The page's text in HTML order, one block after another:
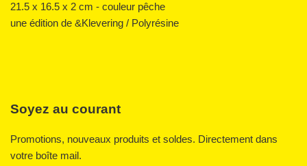
21.5 x 16.5 x 2 cm - couleur pêche
une édition de &Klevering / Polyrésine
Soyez au courant
Promotions, nouveaux produits et soldes. Directement dans
votre boîte mail.